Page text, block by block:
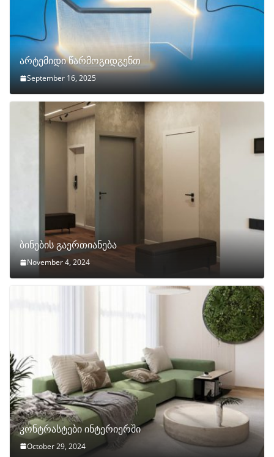
არტემიდი წარმოგიდგენთ
September 16, 2025
ბინების გაერთიანება
November 4, 2024
კონტრასტები ინტერიერში
October 29, 2024